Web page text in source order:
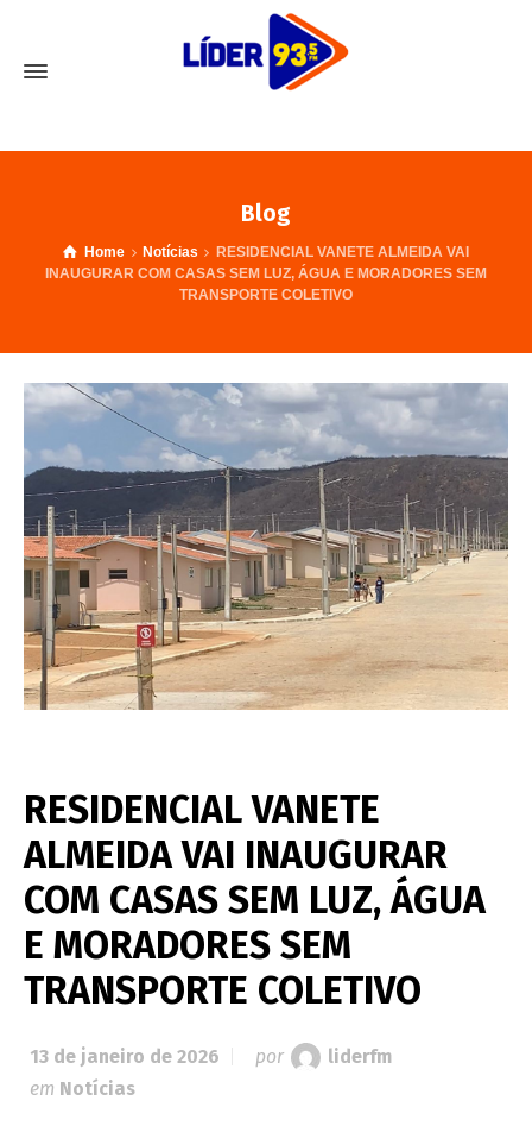
Blog
Home Notícias
RESIDENCIAL VANETE ALMEIDA VAI
INAUGURAR COM CASAS SEM LUZ, ÁGUA E MORADORES SEM
TRANSPORTE COLETIVO
RESIDENCIAL VANETE
ALMEIDA VAI INAUGURAR
COM CASAS SEM LUZ, ÁGUA
E MORADORES SEM
TRANSPORTE COLETIVO
13 de janeiro de 2026 por
liderfm
em Notícias